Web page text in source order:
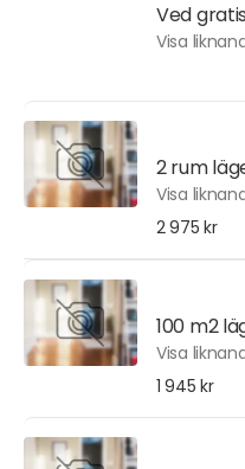
Ved gratis
Visa
2 rum
Visa
2 975 kr
100 m2
Visa
1 945 kr